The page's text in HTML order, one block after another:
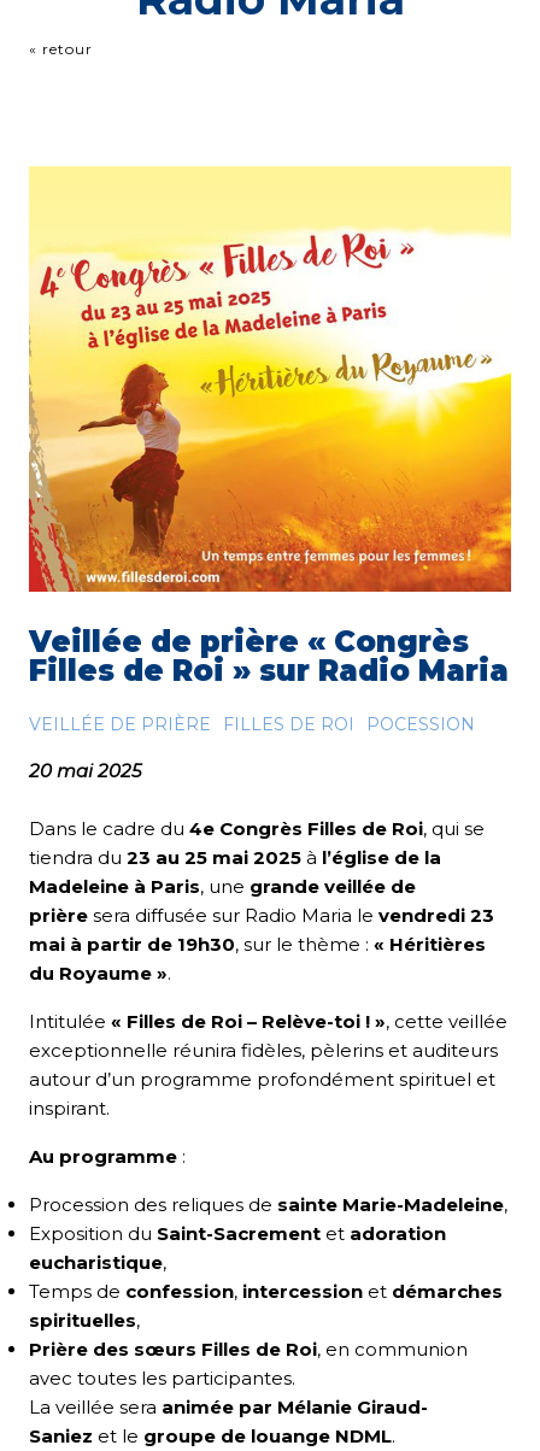
« retour
Veillée de prière « Congrès
Filles de Roi » sur Radio Maria
VEILLÉE DE PRIÈRE FILLES DE ROI POCESSION
20 mai 2025
Dans le cadre du 4e Congrès Filles de Roi, qui se
tiendra du 23 au 25 mai 2025 à l’église de la
Madeleine à Paris, une grande veillée de
prière sera diffusée sur Radio Maria le vendredi 23
mai à partir de 19h30, sur le thème : « Héritières
du Royaume ».
Intitulée « Filles de Roi – Relève-toi ! », cette veillée
exceptionnelle réunira fidèles, pèlerins et auditeurs
autour d’un programme profondément spirituel et
inspirant.
Au programme :
Procession des reliques de sainte Marie-Madeleine,
Exposition du Saint-Sacrement et adoration
eucharistique,
Temps de confession, intercession et démarches
spirituelles,
Prière des sœurs Filles de Roi, en communion
avec toutes les participantes.
La veillée sera animée par Mélanie Giraud-
Saniez et le groupe de louange NDML.